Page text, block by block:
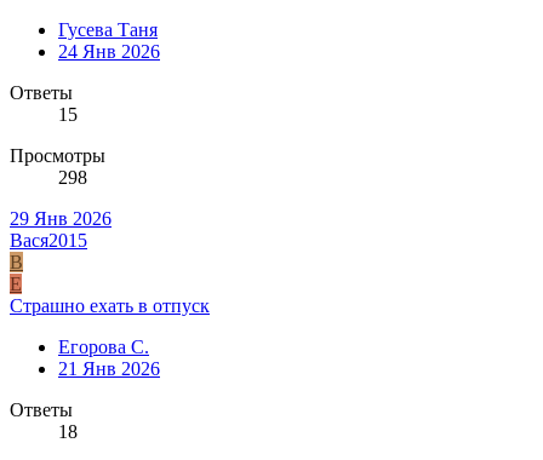
Гусева Таня
24 Янв 2026
Ответы
15
Просмотры
298
29 Янв 2026
Вася2015
В
Е
Страшно ехать в отпуск
Егорова С.
21 Янв 2026
Ответы
18